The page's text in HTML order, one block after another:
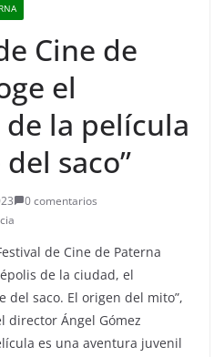
Cine de
el
la película
saco”
0 comentarios
de Cine de Paterna
de la ciudad, el
del saco. El origen del mito”,
director Ángel Gómez
es una aventura juvenil